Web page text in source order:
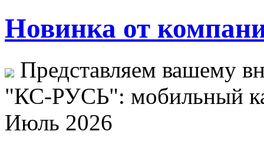
Новинка от
Представляем вашему
"КС-РУСЬ": мобильный
Июль 2026